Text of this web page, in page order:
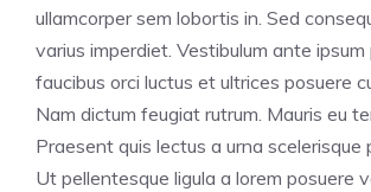
ullamcorper sem lobortis in. Sed
varius imperdiet. Vestibulum ante ipsum
faucibus orci luctus et ultrices posuere
Nam dictum feugiat rutrum. Mauris eu
Praesent quis lectus a urna scelerisque
Ut pellentesque ligula a lorem posuere